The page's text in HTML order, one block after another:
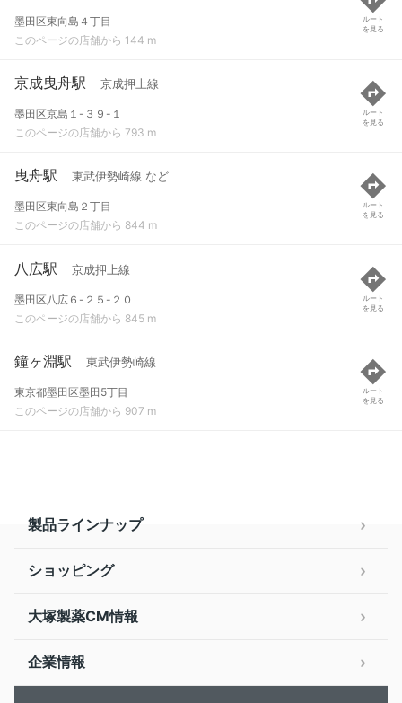
墨田区東向島４丁目
このページの店舗から 144 m
ルート
を見る
京成曳舟駅 京成押上線
墨田区京島１-３９-１
このページの店舗から 793 m
ルート
を見る
曳舟駅 東武伊勢崎線 など
墨田区東向島２丁目
このページの店舗から 844 m
ルート
を見る
八広駅 京成押上線
墨田区八広６-２５-２０
このページの店舗から 845 m
ルート
を見る
鐘ヶ淵駅 東武伊勢崎線
東京都墨田区墨田5丁目
このページの店舗から 907 m
ルート
を見る
製品ラインナップ
ショッピング
大塚製薬CM情報
企業情報